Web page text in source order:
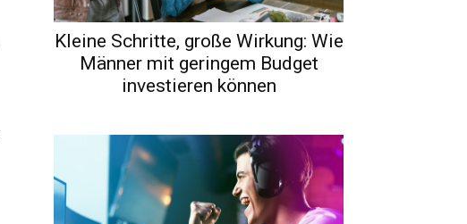
Kleine Schritte, große Wirkung: Wie
Männer mit geringem Budget
investieren können